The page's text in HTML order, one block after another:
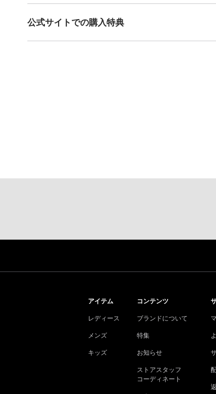
公式サイトでの購入特典
アイテム
レディース
メンズ
キッズ
コンテンツ
ブランドについて
特集
お知らせ
ストアスタッフ
コーディネート